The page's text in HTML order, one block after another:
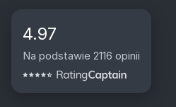
4.97
Na podstawie 2116 opinii